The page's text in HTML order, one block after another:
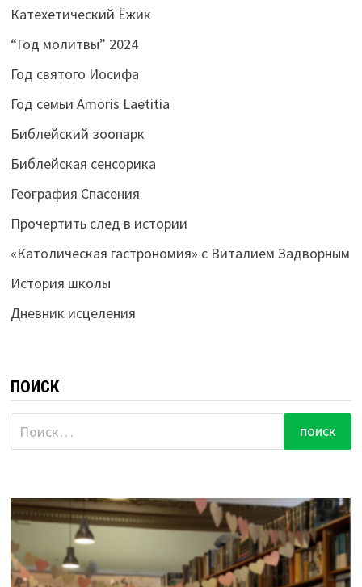
Катехетический Ёжик
“Год молитвы” 2024
Год святого Иосифа
Год семьи Amoris Laetitia
Библейский зоопарк
Библейская сенсорика
География Спасения
Прочертить след в истории
«Католическая гастрономия» с Виталием Задворным
История школы
Дневник исцеления
ПОИСК
Найти: